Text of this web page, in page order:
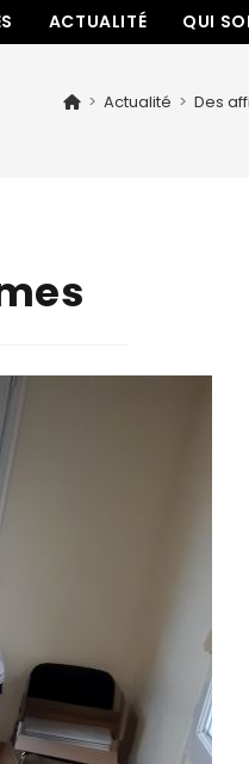
ACTUALITÉ QUI
> Actualité > Des